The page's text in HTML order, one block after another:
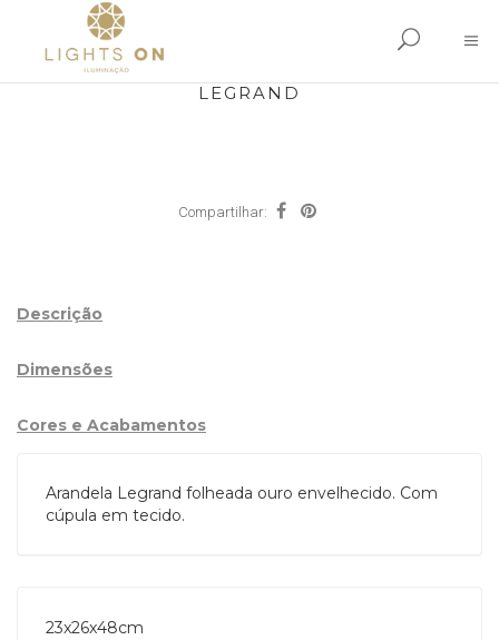
LEGRAND
Compartilhar:
Descrição
Dimensões
Cores e Acabamentos
Arandela Legrand folheada ouro envelhecido. Com
cúpula em tecido.
23x26x48cm